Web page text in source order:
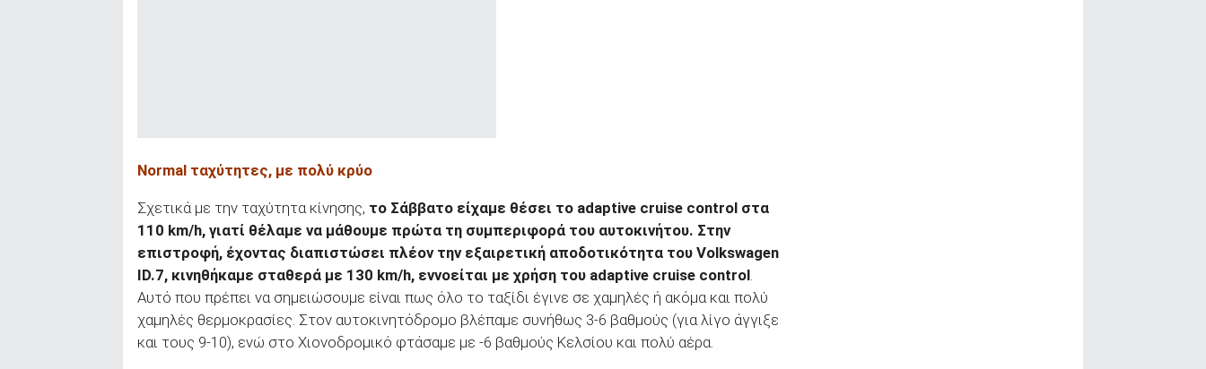
Normal ταχύτητες, με πολύ κρύο
Σχετικά με την ταχύτητα κίνησης, το Σάββατο είχαμε θέσει το adaptive cruise control στα
110 km/h, γιατί θέλαμε να μάθουμε πρώτα τη συμπεριφορά του αυτοκινήτου. Στην
επιστροφή, έχοντας διαπιστώσει πλέον την εξαιρετική αποδοτικότητα του Volkswagen
ID.7, κινηθήκαμε σταθερά με 130 km/h, εννοείται με χρήση του adaptive cruise control
Αυτό που πρέπει να σημειώσουμε είναι πως όλο το ταξίδι έγινε σε χαμηλές ή ακόμα και πολύ
χαμηλές θερμοκρασίες. Στον αυτοκινητόδρομο βλέπαμε συνήθως 3-6 βαθμούς (για λίγο άγγιξε
και τους 9-10), ενώ στο Χιονοδρομικό φτάσαμε με -6 βαθμούς Κελσίου και πολύ αέρα.